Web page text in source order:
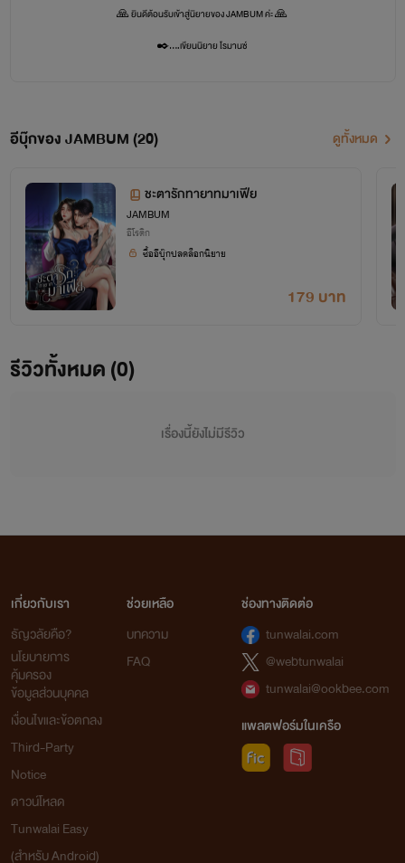
🙏 ยินดีต้อนรับเข้าสู่นิยายของ JAMBUM ค่ะ 🙏
✒️....เขียนนิยาย โรมานซ์
อีบุ๊กของ JAMBUM (20) ดูทั้งหมด
ชะตารักทายาทมาเฟีย
JAMBUM
อีโรติก
179 บาท
ซื้ออีบุ๊กปลดล็อกนิยาย
รีวิวทั้งหมด (0)
เรื่องนี้ยังไม่มีรีวิว
เกี่ยวกับเรา
ธัญวลัยคือ?
นโยบายการ
คุ้มครอง
ข้อมูลส่วนบุคคล
เงื่อนไขและข้อตกลง
Third-Party
Notice
ดาวน์โหลด
Tunwalai Easy
(สำหรับ Android)
ช่วยเหลือ
บทความ
FAQ
ช่องทางติดต่อ
tunwalai.com
@webtunwalai
tunwalai@ookbee.com
แพลตฟอร์มในเครือ